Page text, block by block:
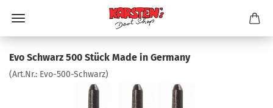
Evo Schwarz 500 Stück Made in Germany
(Art.Nr.: Evo-500-Schwarz)